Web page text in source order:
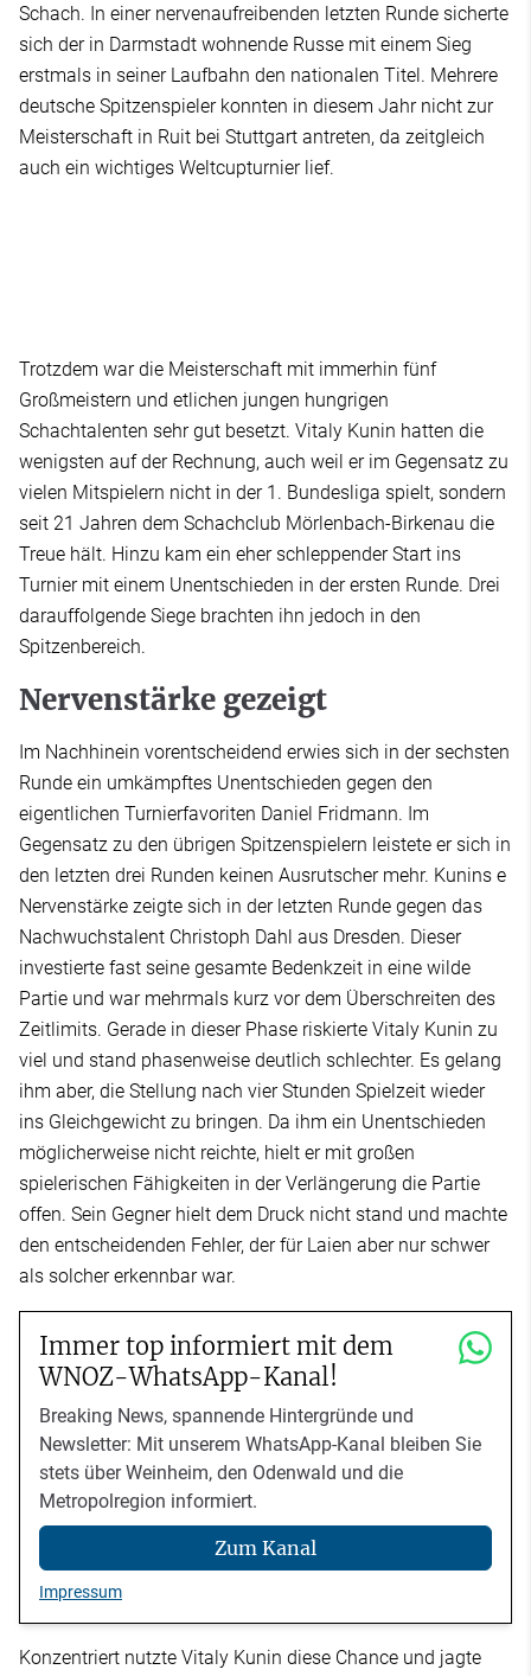
Schach. In einer nervenaufreibenden letzten Runde sicherte
sich der in Darmstadt wohnende Russe mit einem Sieg
erstmals in seiner Laufbahn den nationalen Titel. Mehrere
deutsche Spitzenspieler konnten in diesem Jahr nicht zur
Meisterschaft in Ruit bei Stuttgart antreten, da zeitgleich
auch ein wichtiges Weltcupturnier lief.
Trotzdem war die Meisterschaft mit immerhin fünf
Großmeistern und etlichen jungen hungrigen
Schachtalenten sehr gut besetzt. Vitaly Kunin hatten die
wenigsten auf der Rechnung, auch weil er im Gegensatz zu
vielen Mitspielern nicht in der 1. Bundesliga spielt, sondern
seit 21 Jahren dem Schachclub Mörlenbach-Birkenau die
Treue hält. Hinzu kam ein eher schleppender Start ins
Turnier mit einem Unentschieden in der ersten Runde. Drei
darauffolgende Siege brachten ihn jedoch in den
Spitzenbereich.
Nervenstärke gezeigt
Im Nachhinein vorentscheidend erwies sich in der sechsten
Runde ein umkämpftes Unentschieden gegen den
eigentlichen Turnierfavoriten Daniel Fridmann. Im
Gegensatz zu den übrigen Spitzenspielern leistete er sich in
den letzten drei Runden keinen Ausrutscher mehr. Kunins e
Nervenstärke zeigte sich in der letzten Runde gegen das
Nachwuchstalent Christoph Dahl aus Dresden. Dieser
investierte fast seine gesamte Bedenkzeit in eine wilde
Partie und war mehrmals kurz vor dem Überschreiten des
Zeitlimits. Gerade in dieser Phase riskierte Vitaly Kunin zu
viel und stand phasenweise deutlich schlechter. Es gelang
ihm aber, die Stellung nach vier Stunden Spielzeit wieder
ins Gleichgewicht zu bringen. Da ihm ein Unentschieden
möglicherweise nicht reichte, hielt er mit großen
spielerischen Fähigkeiten in der Verlängerung die Partie
offen. Sein Gegner hielt dem Druck nicht stand und machte
den entscheidenden Fehler, der für Laien aber nur schwer
als solcher erkennbar war.
Immer top informiert mit dem
WNOZ-WhatsApp-Kanal!
Breaking News, spannende Hintergründe und
Newsletter: Mit unserem WhatsApp-Kanal bleiben Sie
stets über Weinheim, den Odenwald und die
Metropolregion informiert.
Zum Kanal
Impressum
Konzentriert nutzte Vitaly Kunin diese Chance und jagte